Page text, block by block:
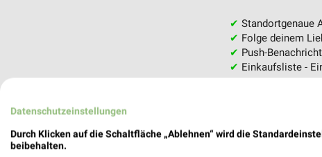
✔ Standortgenaue
✔ Folge deinem
✔ Push-
✔ Einkaufsliste -
Nutze weekli auch mobil –
Datenschutzeinstellungen
Durch Klicken auf die Schaltfläche „Ablehnen“ wird die
beibehalten.